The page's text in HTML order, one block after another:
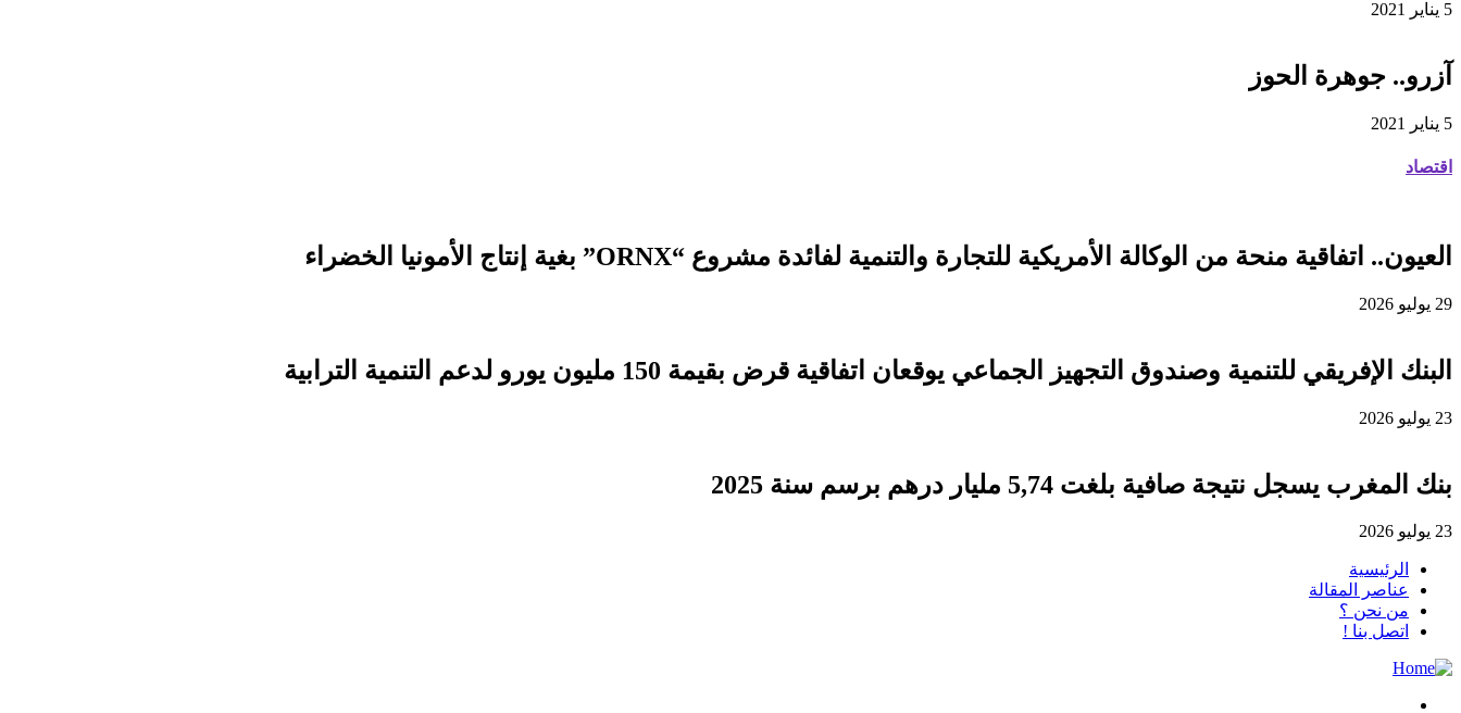
5 يناير 2021
آزرو.. جوهرة الحوز
5 يناير 2021
اقتصاد
العيون.. اتفاقية منحة من الوكالة الأمريكية للتجارة والتنمية لفائدة مشروع “ORNX” بغية إنتاج الأمونيا الخضراء
29 يوليو 2026
البنك الإفريقي للتنمية وصندوق التجهيز الجماعي يوقعان اتفاقية قرض بقيمة 150 مليون يورو لدعم التنمية الترابية
23 يوليو 2026
بنك المغرب يسجل نتيجة صافية بلغت 5,74 مليار درهم برسم سنة 2025
23 يوليو 2026
الرئيسية
عناصر المقالة
من نحن ؟
اتصل بنا !